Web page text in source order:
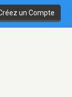
un Compte